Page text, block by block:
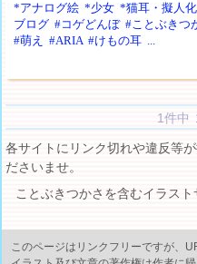
*アナログ絵 *少女 *猫耳・擬人化
ブログ #コゲどんぼ #ことぶきつ
#萌え
#ARIA #けもの耳 ...
1件中
各サイトにリンク切れや違反等
ださいませ。
ことぶきつかさを含むイラス
このページはリンクフリーですが、